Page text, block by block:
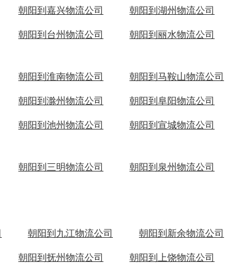
朝阳到嘉兴物流公司 朝阳到湖州物流公司
朝阳到台州物流公司 朝阳到丽水物流公司
朝阳到淮南物流公司 朝阳到马鞍山物流公司
朝阳到滁州物流公司 朝阳到阜阳物流公司
朝阳到池州物流公司 朝阳到宣城物流公司
朝阳到三明物流公司 朝阳到泉州物流公司
朝阳到九江物流公司 朝阳到新余物流公司
朝阳到抚州物流公司 朝阳到上饶物流公司